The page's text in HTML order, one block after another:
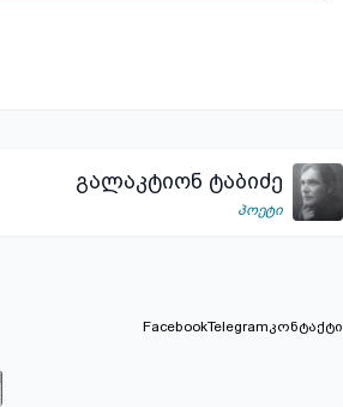
გალაკტიონ ტაბიძე
პოეტი
FacebookTelegramკონტაქტი